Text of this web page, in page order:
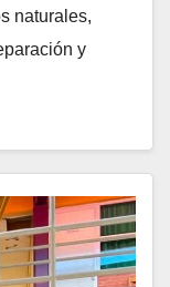
naturales,
y